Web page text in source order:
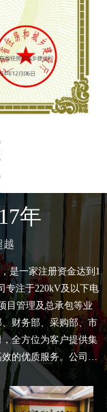
年
越
是一家注册资金达到1
专注于220kV及以下电
目管理及总承包等业
财务部、采购部、市
全方位为客户提供集
的优质服务。公司具
级资质、工程勘察测
工程专业承包二级资
同时拥有一支经验丰